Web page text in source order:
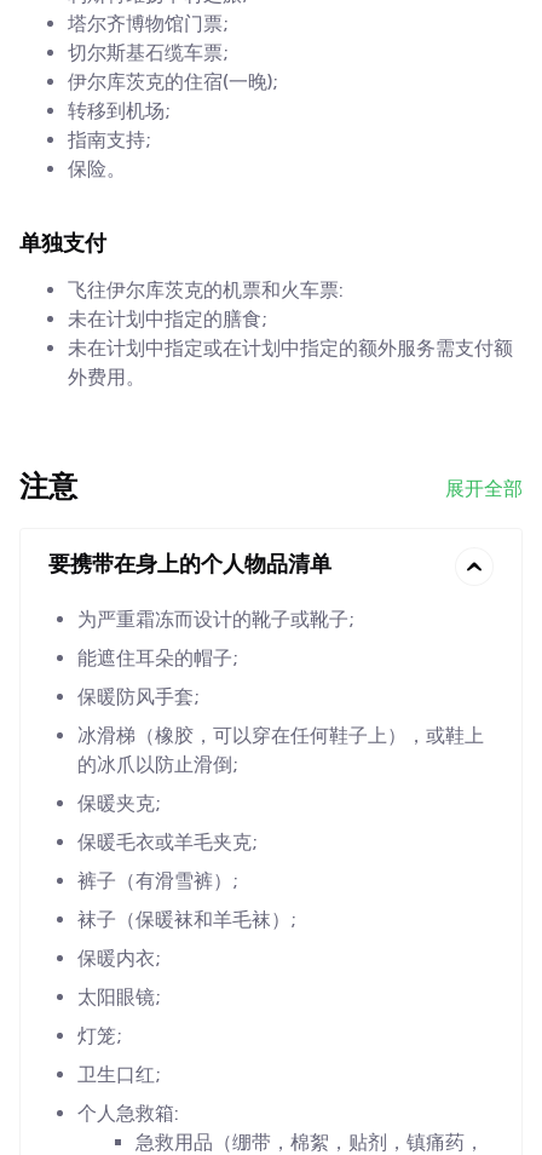
塔尔齐博物馆门票;
切尔斯基石缆车票;
伊尔库茨克的住宿(一晚);
转移到机场;
指南支持;
保险。
单独支付
飞往伊尔库茨克的机票和火车票:
未在计划中指定的膳食;
未在计划中指定或在计划中指定的额外服务需支付额
外费用。
注意 展开全部
要携带在身上的个人物品清单
为严重霜冻而设计的靴子或靴子;
能遮住耳朵的帽子;
保暖防风手套;
冰滑梯（橡胶，可以穿在任何鞋子上），或鞋上
的冰爪以防止滑倒;
保暖夹克;
保暖毛衣或羊毛夹克;
裤子（有滑雪裤）;
袜子（保暖袜和羊毛袜）;
保暖内衣;
太阳眼镜;
灯笼;
卫生口红;
个人急救箱:
急救用品（绷带，棉絮，贴剂，镇痛药，